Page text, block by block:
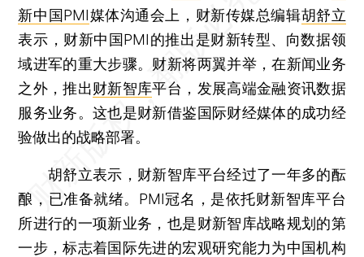
新中国PMI媒体沟通会上，财新传媒总编辑胡舒立
表示，财新中国PMI的推出是财新转型、向数据领
域进军的重大步骤。财新将两翼并举，在新闻业务
之外，推出财新智库平台，发展高端金融资讯数据
服务业务。这也是财新借鉴国际财经媒体的成功经
验做出的战略部署。
胡舒立表示，财新智库平台经过了一年多的酝
酿，已准备就绪。PMI冠名，是依托财新智库平台
所进行的一项新业务，也是财新智库战略规划的第
一步，标志着国际先进的宏观研究能力为中国机构